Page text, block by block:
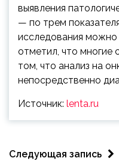
выявления
— по трем
исследования можно
отметил, что многие
том, что анализ на
непосредственно
Источник: lenta.ru
Следующая запись